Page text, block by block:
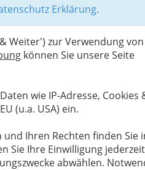
Erklärung.
Weiter') zur Verwendung von
können Sie unsere Seite
wie IP-Adresse, Cookies
(u.a. USA) ein.
Ihren Rechten finden Sie
Sie Ihre Einwilligung jederzeit
abwählen.